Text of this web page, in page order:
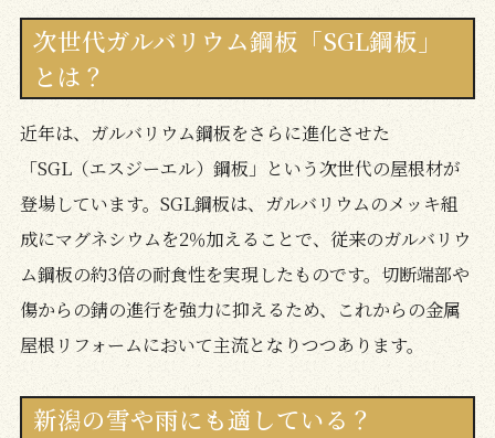
次世代ガルバリウム鋼板「SGL鋼板」
とは？
近年は、ガルバリウム鋼板をさらに進化させた
「SGL（エスジーエル）鋼板」という次世代の屋根材が
登場しています。SGL鋼板は、ガルバリウムのメッキ組
成にマグネシウムを2％加えることで、従来のガルバリウ
ム鋼板の約3倍の耐食性を実現したものです。切断端部や
傷からの錆の進行を強力に抑えるため、これからの金属
屋根リフォームにおいて主流となりつつあります。
新潟の雪や雨にも適している？